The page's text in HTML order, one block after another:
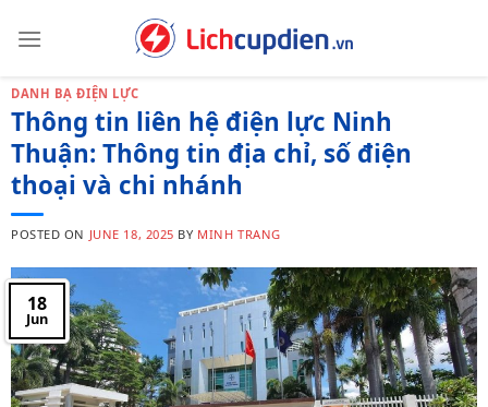
DANH BẠ ĐIỆN LỰC
Thông tin liên hệ điện lực Ninh
Thuận: Thông tin địa chỉ, số điện
thoại và chi nhánh
POSTED ON JUNE 18, 2025 BY MINH TRANG
18
Jun